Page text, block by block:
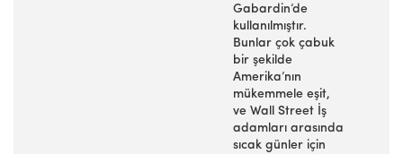
Gabardin’de
kullanılmıştır.
Bunlar çok çabuk
bir şekilde
Amerika’nın
mükemmele eşit,
ve Wall Street İş
adamları arasında
sıcak günler için